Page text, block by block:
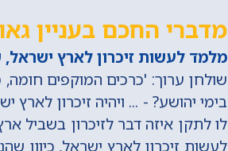
מדברי החכם בעניין
מלמד לעשות זיכרון לארץ
שולחן ערוך: 'כרכים המוקפים חומה,
בימי יהושע? - ... ויהיה זיכרון
לו לתקן איזה דבר לזיכרון בשביל
לעשות זיכרון לארץ ישראל, כיוון